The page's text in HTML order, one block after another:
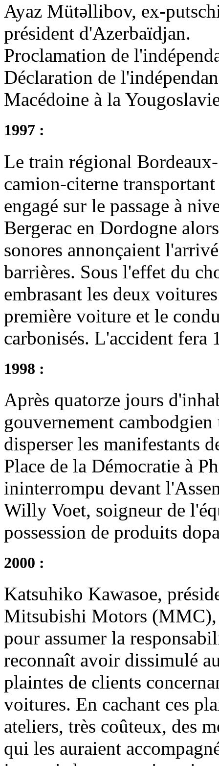
Ayaz Mütəllibov, ex-
président d'Azerbaïdjan.
Proclamation de
Déclaration de
Macédoine à la
1997 :
Le train régional
camion-citerne
engagé sur le passage à
Bergerac en Dordogne
sonores annonçaient
barrières. Sous l'effet du
embrasant les deux
première voiture et le
carbonisés. L'accident fera
1998 :
Après quatorze jours
gouvernement
disperser les manifestants
Place de la Démocratie à
ininterrompu devant
Willy Voet, soigneur de
possession de produits
2000 :
Katsuhiko Kawasoe,
Mitsubishi Motors (MMC),
pour assumer la
reconnaît avoir dissimulé
plaintes de clients
voitures. En cachant ces
ateliers, très coûteux, des
qui les auraient